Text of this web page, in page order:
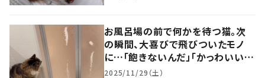
お風呂場の前で何かを待つ猫。次
の瞬間、大喜びで飛びついたモノ
に…「飽きないんだ」「かっわいい」
「楽し～」
2025/11/29（土）